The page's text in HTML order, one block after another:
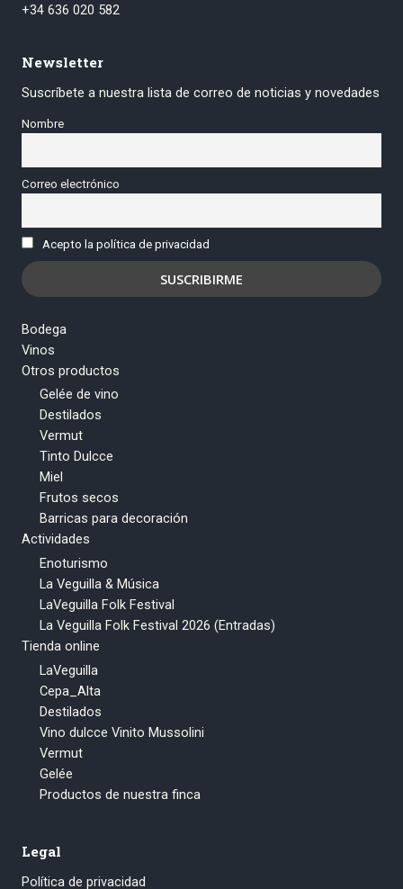
+34 636 020 582
Newsletter
Suscríbete a nuestra lista de correo de noticias y novedades
Nombre
Correo electrónico
Acepto la política de privacidad
Bodega
Vinos
Otros productos
Gelée de vino
Destilados
Vermut
Tinto Dulcce
Miel
Frutos secos
Barricas para decoración
Actividades
Enoturismo
La Veguilla & Música
LaVeguilla Folk Festival
La Veguilla Folk Festival 2026 (Entradas)
Tienda online
LaVeguilla
Cepa_Alta
Destilados
Vino dulcce Vinito Mussolini
Vermut
Gelée
Productos de nuestra finca
Legal
Política de privacidad